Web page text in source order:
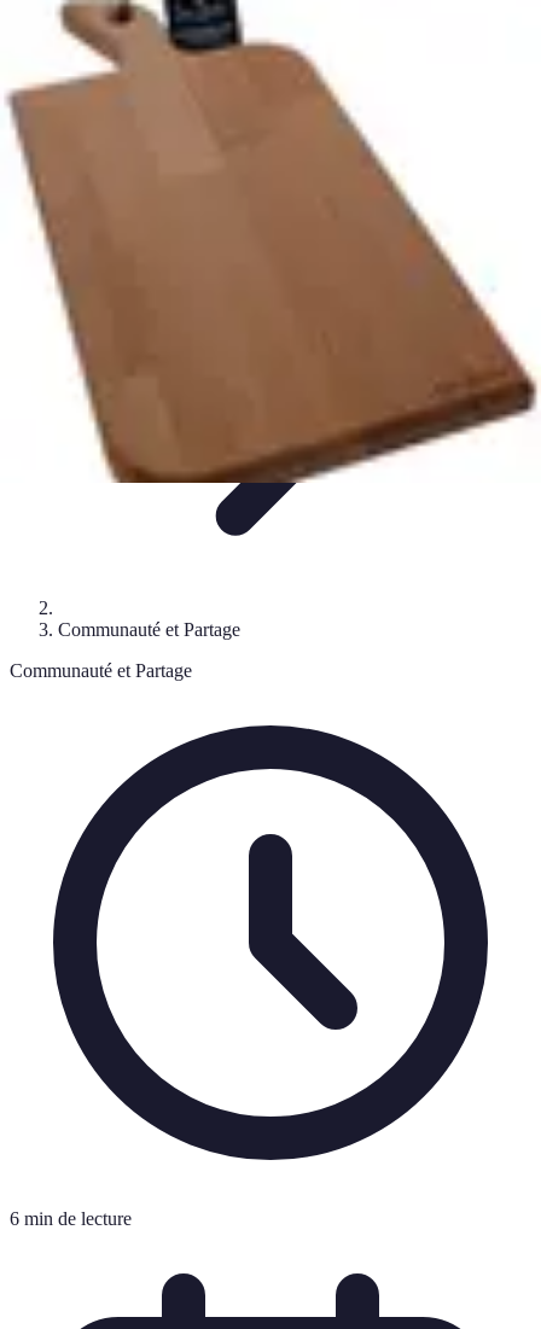
Passion du Padel
Culture et Pratique
InspirationÉquipement et Matériel
Développement Personnel
Communauté et Partage
Communauté et Partage
6 min de lecture